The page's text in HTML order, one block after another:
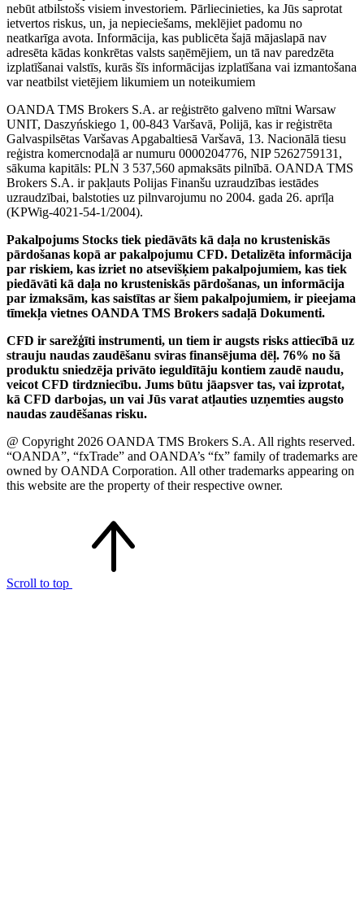
nebūt atbilstošs visiem investoriem. Pārliecinieties, ka Jūs saprotat
ietvertos riskus, un, ja nepieciešams, meklējiet padomu no
neatkarīga avota. Informācija, kas publicēta šajā mājaslapā nav
adresēta kādas konkrētas valsts saņēmējiem, un tā nav paredzēta
izplatīšanai valstīs, kurās šīs informācijas izplatīšana vai izmantošana
var neatbilst vietējiem likumiem un noteikumiem
OANDA TMS Brokers S.A. ar reģistrēto galveno mītni Warsaw
UNIT, Daszyńskiego 1, 00-843 Varšavā, Polijā, kas ir reģistrēta
Galvaspilsētas Varšavas Apgabaltiesā Varšavā, 13. Nacionālā tiesu
reģistra komercnodaļā ar numuru 0000204776, NIP 5262759131,
sākuma kapitāls: PLN 3 537,560 apmaksāts pilnībā. OANDA TMS
Brokers S.A. ir pakļauts Polijas Finanšu uzraudzības iestādes
uzraudzībai, balstoties uz pilnvarojumu no 2004. gada 26. aprīļa
(KPWig-4021-54-1/2004).
Pakalpojums Stocks tiek piedāvāts kā daļa no krusteniskās
pārdošanas kopā ar pakalpojumu CFD. Detalizēta informācija
par riskiem, kas izriet no atsevišķiem pakalpojumiem, kas tiek
piedāvāti kā daļa no krusteniskās pārdošanas, un informācija
par izmaksām, kas saistītas ar šiem pakalpojumiem, ir pieejama
tīmekļa vietnes OANDA TMS Brokers sadaļā Dokumenti.
CFD ir sarežģīti instrumenti, un tiem ir augsts risks attiecībā uz
strauju naudas zaudēšanu sviras finansējuma dēļ. 76% no šā
produktu sniedzēja privāto ieguldītāju kontiem zaudē naudu,
veicot CFD tirdzniecību. Jums būtu jāapsver tas, vai izprotat,
kā CFD darbojas, un vai Jūs varat atļauties uzņemties augsto
naudas zaudēšanas risku.
@ Copyright 2026 OANDA TMS Brokers S.A. All rights reserved.
“OANDA”, “fxTrade” and OANDA’s “fx” family of trademarks are
owned by OANDA Corporation. All other trademarks appearing on
this website are the property of their respective owner.
Scroll to top